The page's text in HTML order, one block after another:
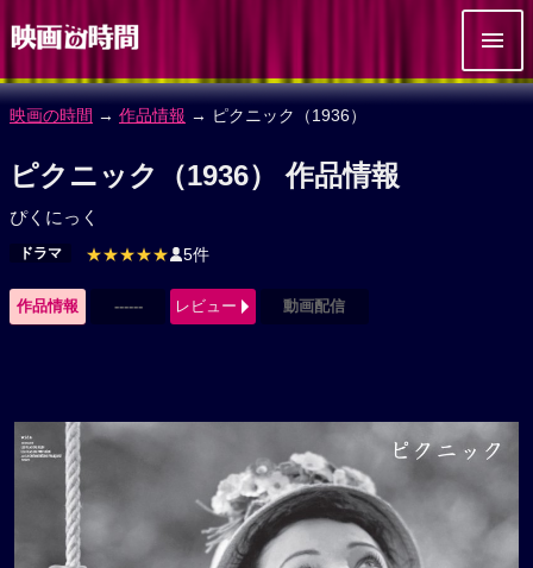
映画の時間 → 作品情報 → ピクニック（1936）
ピクニック（1936） 作品情報
ぴくにっく
ドラマ ★★★★★ 5件
作品情報 ------ レビュー 動画配信